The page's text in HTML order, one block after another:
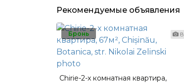
Рекомендуемые объявления
8
Бронь
Chirie-2-х комнатная квартира,